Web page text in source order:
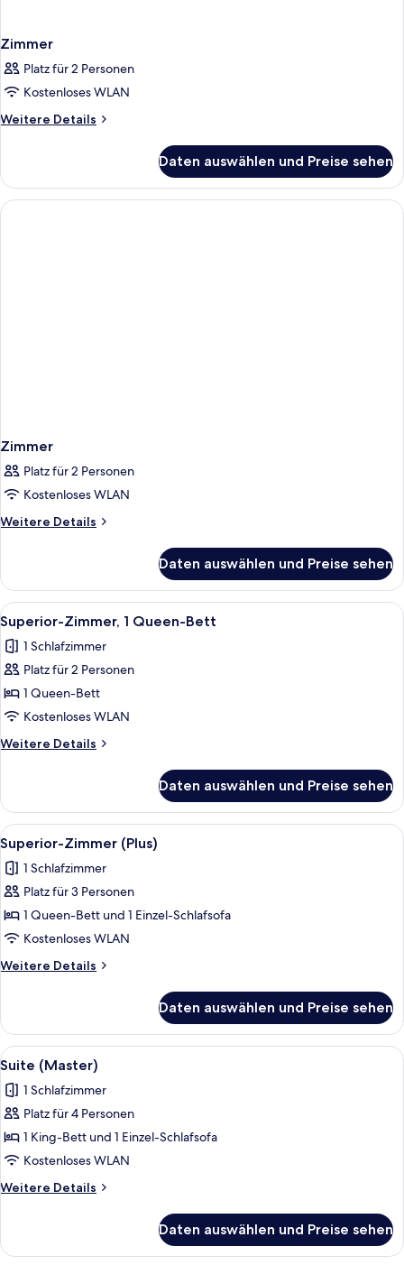
Zimmer
Platz für 2 Personen
Kostenloses WLAN
Weitere Details
Weitere
Daten auswählen und Preise sehen
Zimmer
Platz für 2 Personen
Kostenloses WLAN
Weitere Details
Weitere
Daten auswählen und Preise sehen
Alle
Fotos
für
Superior-
Zimmer,
1
Queen-
Bett
Ein Hotelzimmer mit einem großen
6
Superior-Zimmer, 1 Queen-Bett
1 Schlafzimmer
Platz für 2 Personen
1 Queen-Bett
Kostenloses WLAN
Weitere Details
Weitere
Zimmer,
Queen-
Bett
Daten auswählen und Preise sehen
Alle
Fotos
für
Superior-
Zimmer
(Plus)
anzeigen
Ein Hotelzimmer mit Bett,
6
Superior-Zimmer (Plus)
1 Schlafzimmer
Platz für 3 Personen
1 Queen-Bett und 1 Einzel-Schlafsofa
Kostenloses WLAN
Weitere Details
Weitere
Zimmer
(Plus)
Daten auswählen und Preise sehen
Alle
Fotos
für
Suite
(Master)
anzeigen
Ein Hotelzimmer mit Bett,
6
Suite (Master)
1 Schlafzimmer
Platz für 4 Personen
1 King-Bett und 1 Einzel-Schlafsofa
Kostenloses WLAN
Weitere Details
Weitere
(Master)
Daten auswählen und Preise sehen